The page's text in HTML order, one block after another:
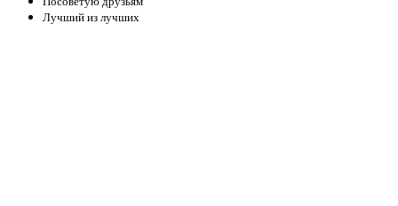
Лучший из лучших